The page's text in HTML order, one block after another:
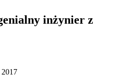
inżynier z